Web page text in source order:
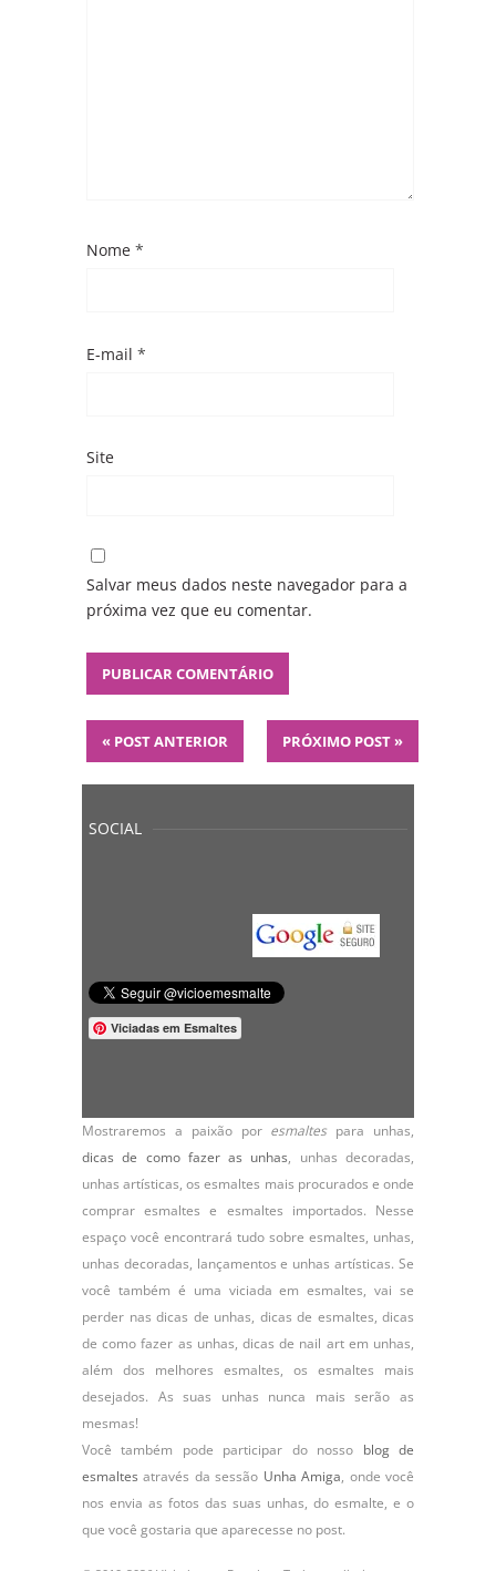
Nome *
E-mail *
Site
Salvar meus dados neste navegador para a
próxima vez que eu comentar.
« POST ANTERIOR PRÓXIMO POST»
SOCIAL
Viciadas em Esmaltes
Mostraremos a paixão por esmaltes para unhas,
dicas de como fazer as unhas, unhas decoradas,
unhas artísticas, osesmaltes mais procurados e onde
comprar esmaltes e esmaltes importados. Nesse
espaço você encontrará tudo sobre esmaltes, unhas,
unhas decoradas, lançamentos e unhas artísticas. Se
você também é uma viciada em esmaltes, vai se
perder nas dicas de unhas, dicas de esmaltes, dicas
de como fazer as unhas, dicas de nail art em unhas,
além dos melhores esmaltes, os esmaltes mais
desejados. As suas unhas nunca mais serão as
mesmas!
Você também pode participar do nosso blog de
esmaltes através da sessão Unha Amiga, onde você
nos envia as fotos das suas unhas, do esmalte, e o
que você gostaria que aparecesse no post.